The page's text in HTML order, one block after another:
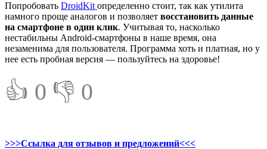
Попробовать DroidKitопределенно стоит, так как утилита
намного проще аналогов и позволяет восстановить данные
на смартфоне в один клик. Учитывая то, насколько
нестабильны Android-смартфоны в наше время, она
незаменима для пользователя. Программа хоть и платная, но у
нее есть пробная версия — пользуйтесь на здоровье!
👍 0 👎 0
>>>Ссылка для отзывов и предложений<<<